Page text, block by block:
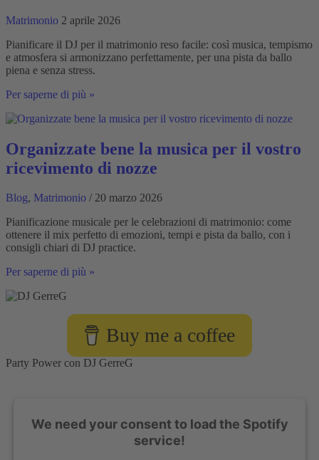
Matrimonio 2 aprile 2026
Pianificare il DJ per il matrimonio reso facile: così musica, tempismo
e atmosfera si armonizzano perfettamente, per una pista da ballo
piena e senza stress.
Pianificate
programma
vostro
DJ
di
senza
Per saperne di più »
Organizzate bene la musica per il vostro
ricevimento di nozze
Blog, Matrimonio / 20 marzo 2026
Pianificazione musicale per le celebrazioni di matrimonio: come
ottenere il mix perfetto di emozioni, tempi e pista da ballo, con i
consigli chiari di DJ practice.
Organizzate
la
ricevimento
Per saperne di più »
Buy me a coffee
Party Power con DJ GerreG
We need your consent to load the Spotify
service!